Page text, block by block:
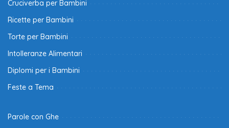
Cruciverba per Bambini
Ricette per Bambini
Torte per Bambini
Intolleranze Alimentari
Diplomi per i Bambini
Feste a Tema
Parole con Ghe